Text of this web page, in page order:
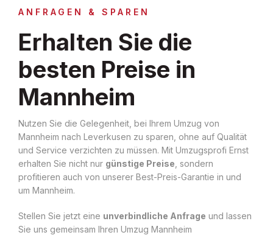
ANFRAGEN & SPAREN
Erhalten Sie die
besten Preise in
Mannheim
Nutzen Sie die Gelegenheit, bei Ihrem Umzug von
Mannheim nach Leverkusen zu sparen, ohne auf Qualität
und Service verzichten zu müssen. Mit Umzugsprofi Ernst
erhalten Sie nicht nur günstige Preise , sondern
profitieren auch von unserer Best-Preis-Garantie in und
um Mannheim.
Stellen Sie jetzt eine unverbindliche Anfrage und lassen
Sie uns gemeinsam Ihren Umzug Mannheim